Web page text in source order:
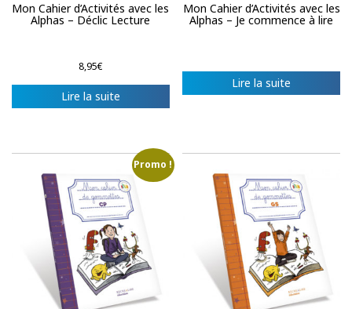
Mon Cahier d’Activités avec les
Alphas – Déclic Lecture
8,95€
Lire la suite
Mon Cahier d’Activités avec les
Alphas – Je commence à lire
Lire la suite
Promo !